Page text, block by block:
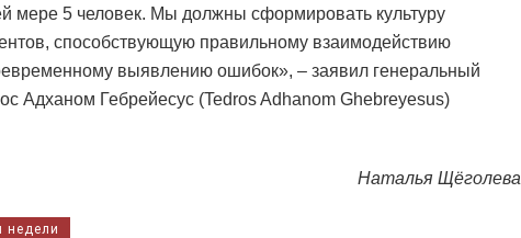
мере 5 человек. Мы должны сформировать культуру
способствующую правильному взаимодействию
выявлению ошибок», – заявил генеральный
Адханом Гебрейесус (Tedros Adhanom Ghebreyesus)
Наталья Щёголева
недели